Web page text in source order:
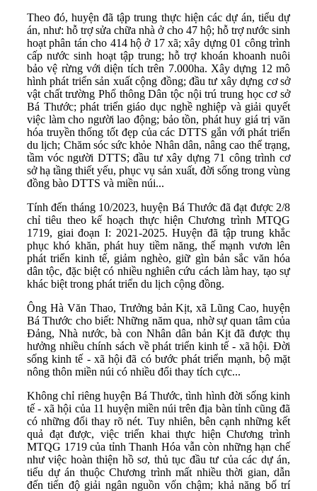
Theo đó, huyện đã tập trung thực hiện các dự án, tiểu dự
án, như: hỗ trợ sửa chữa nhà ở cho 47 hộ; hỗ trợ nước sinh
hoạt phân tán cho 414 hộ ở 17 xã; xây dựng 01 công trình
cấp nước sinh hoạt tập trung; hỗ trợ khoán khoanh nuôi
bảo vệ rừng với diện tích trên 7.000ha. Xây dựng 12 mô
hình phát triển sản xuất cộng đồng; đầu tư xây dựng cơ sở
vật chất trường Phổ thông Dân tộc nội trú trung học cơ sở
Bá Thước; phát triển giáo dục nghề nghiệp và giải quyết
việc làm cho người lao động; bảo tồn, phát huy giá trị văn
hóa truyền thống tốt đẹp của các DTTS gắn với phát triển
du lịch; Chăm sóc sức khỏe Nhân dân, nâng cao thể trạng,
tầm vóc người DTTS; đầu tư xây dựng 71 công trình cơ
sở hạ tầng thiết yếu, phục vụ sản xuất, đời sống trong vùng
đồng bào DTTS và miền núi...
Tính đến tháng 10/2023, huyện Bá Thước đã đạt được 2/8
chỉ tiêu theo kế hoạch thực hiện Chương trình MTQG
1719, giai đoạn I: 2021-2025. Huyện đã tập trung khắc
phục khó khăn, phát huy tiềm năng, thế mạnh vươn lên
phát triển kinh tế, giảm nghèo, giữ gìn bản sắc văn hóa
dân tộc, đặc biệt có nhiều nghiên cứu cách làm hay, tạo sự
khác biệt trong phát triển du lịch cộng đồng.
Ông Hà Văn Thao, Trưởng bản Kịt, xã Lũng Cao, huyện
Bá Thước cho biết: Những năm qua, nhờ sự quan tâm của
Đảng, Nhà nước, bà con Nhân dân bản Kịt đã được thụ
hưởng nhiều chính sách về phát triển kinh tế - xã hội. Đời
sống kinh tế - xã hội đã có bước phát triển mạnh, bộ mặt
nông thôn miền núi có nhiều đổi thay tích cực...
Không chỉ riêng huyện Bá Thước, tình hình đời sống kinh
tế - xã hội của 11 huyện miền núi trên địa bàn tỉnh cũng đã
có những đổi thay rõ nét. Tuy nhiên, bên cạnh những kết
quả đạt được, việc triển khai thực hiện Chương trình
MTQG 1719 của tỉnh Thanh Hóa vẫn còn những hạn chế
như việc hoàn thiện hồ sơ, thủ tục đầu tư của các dự án,
tiểu dự án thuộc Chương trình mất nhiều thời gian, dẫn
đến tiến độ giải ngân nguồn vốn chậm; khả năng bố trí